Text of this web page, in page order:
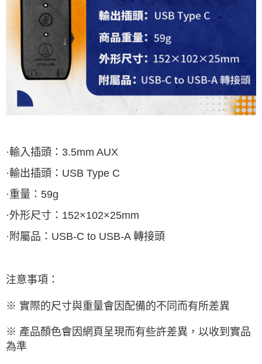
·輸入插頭： 3.5mm AUX
·輸出插頭： USB Type C
·重量： 59g
·外形尺寸： 152×102×25mm
·附屬品： USB-C to USB-A 轉接頭
注意事項：
※ 實際的尺寸與重量會因配備的不同而有所差異
※ 產品顏色會因網頁呈現而有些許差異，以收到實品
為準